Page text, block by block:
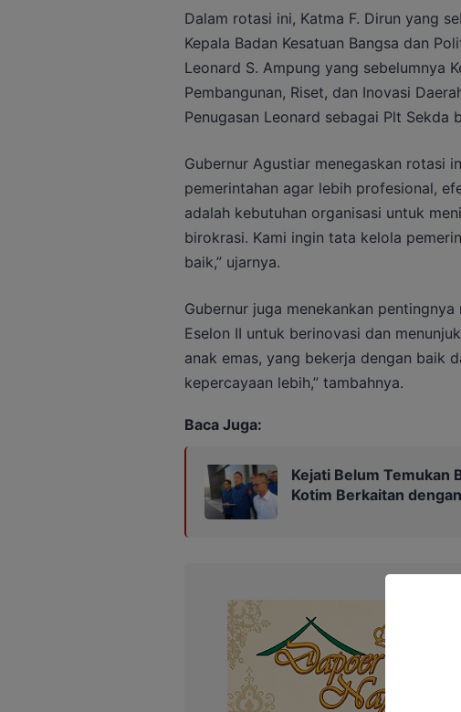
Dalam rotasi ini, Katma F. Dirun yang
Kepala Badan Kesatuan Bangsa dan
Leonard S. Ampung yang sebelumnya
Pembangunan, Riset, dan Inovasi
Penugasan Leonard sebagai Plt
Gubernur Agustiar menegaskan rotasi
pemerintahan agar lebih profesional,
adalah kebutuhan organisasi untuk
birokrasi. Kami ingin tata kelola
baik,” ujarnya.
Gubernur juga menekankan
Eselon II untuk berinovasi dan
anak emas, yang bekerja dengan baik
kepercayaan lebih,” tambahnya.
Baca Juga:
Kejati Belum Temukan
Kotim Berkaitan